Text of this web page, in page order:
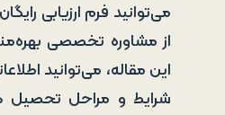
می‌توانید فرم ارزیابی
از مشاوره تخصصی
این مقاله، می‌توانید
شرایط و مراحل تحصیل